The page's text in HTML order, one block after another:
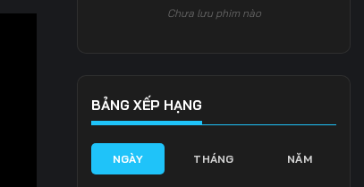
Chưa lưu phim nào
BẢNG XẾP HẠNG
NGÀY THÁNG NĂM